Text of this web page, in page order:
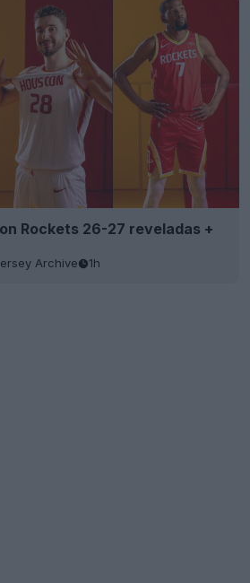
Rockets 26-27 reveladas +
Archive 1h